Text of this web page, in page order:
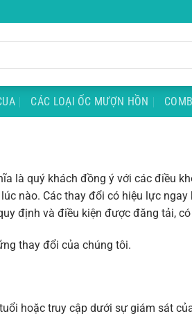
CÁC LOẠI ỐC MƯỢN HỒN
là quý khách đồng ý với các điều
nào. Các thay đổi có hiệu lực
định và điều kiện được đăng tải,
thay đổi của chúng tôi.
hoặc truy cập dưới sự giám sát